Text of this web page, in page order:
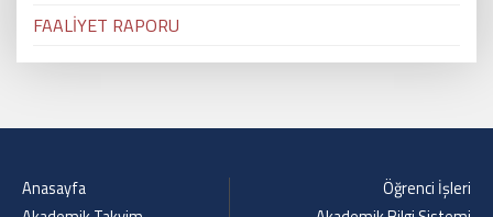
FAALİYET RAPORU
Anasayfa
Öğrenci İşleri